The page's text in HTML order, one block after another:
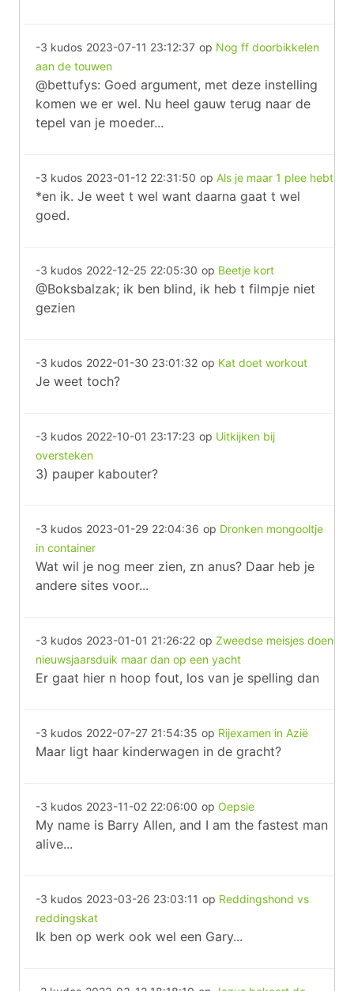
-3 kudos 2023-07-11 23:12:37 op Nog ff doorbikkelen
aan de touwen
@bettufys: Goed argument, met deze instelling
komen we er wel. Nu heel gauw terug naar de
tepel van je moeder...
-3 kudos 2023-01-12 22:31:50 op Als je maar 1 plee hebt
*en ik. Je weet t wel want daarna gaat t wel
goed.
-3 kudos 2022-12-25 22:05:30 op Beetje kort
@Boksbalzak; ik ben blind, ik heb t filmpje niet
gezien
-3 kudos 2022-01-30 23:01:32 op Kat doet workout
Je weet toch?
-3 kudos 2022-10-01 23:17:23 op Uitkijken bij
oversteken
3) pauper kabouter?
-3 kudos 2023-01-29 22:04:36 op Dronken mongooltje
in container
Wat wil je nog meer zien, zn anus? Daar heb je
andere sites voor...
-3 kudos 2023-01-01 21:26:22 op Zweedse meisjes doen
nieuwsjaarsduik maar dan op een yacht
Er gaat hier n hoop fout, los van je spelling dan
-3 kudos 2022-07-27 21:54:35 op Rijexamen in Azië
Maar ligt haar kinderwagen in de gracht?
-3 kudos 2023-11-02 22:06:00 op Oepsie
My name is Barry Allen, and I am the fastest man
alive...
-3 kudos 2023-03-26 23:03:11 op Reddingshond vs
reddingskat
Ik ben op werk ook wel een Gary...